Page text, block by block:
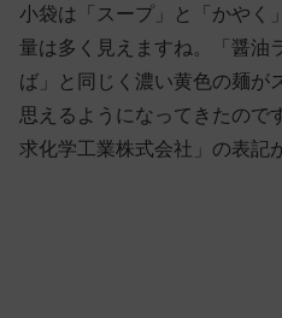
小袋は「スープ」と「かやく
量は多く見えますね。「醤油
ば」と同じく濃い黄色の麺が
思えるようになってきたので
求化学工業株式会社」の表記